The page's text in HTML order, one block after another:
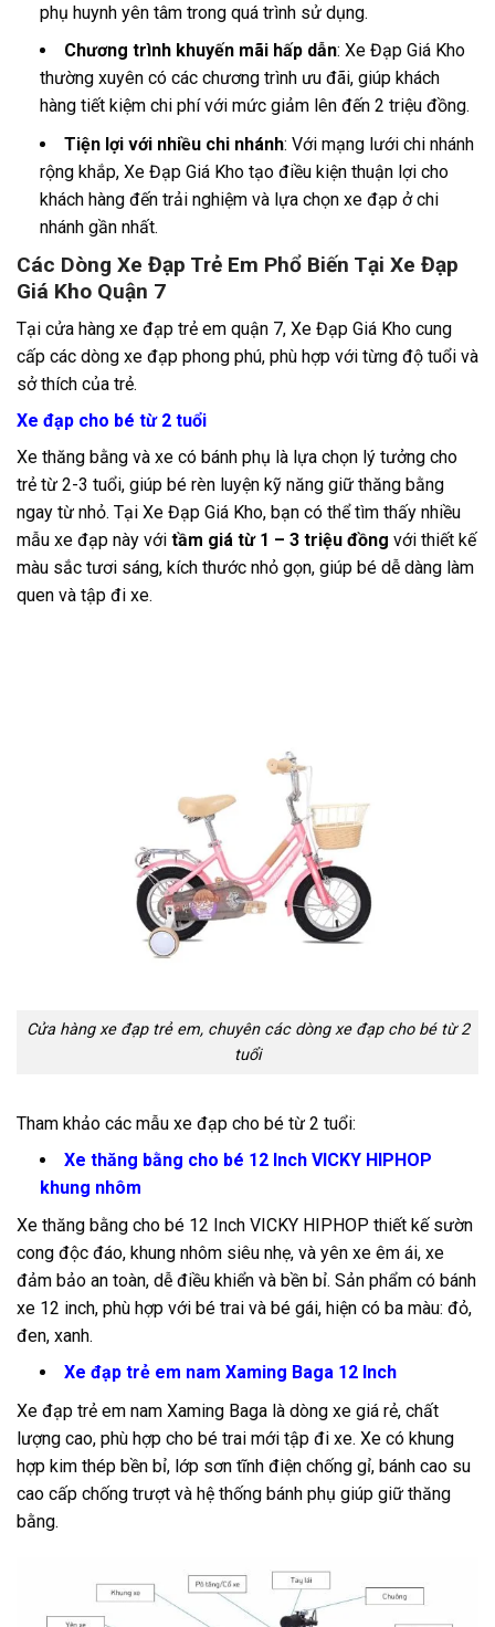
phụ huynh yên tâm trong quá trình sử dụng.
Chương trình khuyến mãi hấp dẫn: Xe Đạp Giá Kho
thường xuyên có các chương trình ưu đãi, giúp khách
hàng tiết kiệm chi phí với mức giảm lên đến 2 triệu đồng.
Tiện lợi với nhiều chi nhánh: Với mạng lưới chi nhánh
rộng khắp, Xe Đạp Giá Kho tạo điều kiện thuận lợi cho
khách hàng đến trải nghiệm và lựa chọn xe đạp ở chi
nhánh gần nhất.
Các Dòng Xe Đạp Trẻ Em Phổ Biến Tại Xe Đạp
Giá Kho Quận 7
Tại cửa hàng xe đạp trẻ em quận 7, Xe Đạp Giá Kho cung
cấp các dòng xe đạp phong phú, phù hợp với từng độ tuổi và
sở thích của trẻ.
Xe đạp cho bé từ 2 tuổi
Xe thăng bằng và xe có bánh phụ là lựa chọn lý tưởng cho
trẻ từ 2-3 tuổi, giúp bé rèn luyện kỹ năng giữ thăng bằng
ngay từ nhỏ. Tại Xe Đạp Giá Kho, bạn có thể tìm thấy nhiều
mẫu xe đạp này với tầm giá từ 1 – 3 triệu đồng với thiết kế
màu sắc tươi sáng, kích thước nhỏ gọn, giúp bé dễ dàng làm
quen và tập đi xe.
Cửa hàng xe đạp trẻ em, chuyên các dòng xe đạp cho bé từ 2
tuổi
Tham khảo các mẫu xe đạp cho bé từ 2 tuổi:
Xe thăng bằng cho bé 12 Inch VICKY HIPHOP
khung nhôm
Xe thăng bằng cho bé 12 Inch VICKY HIPHOP thiết kế sườn
cong độc đáo, khung nhôm siêu nhẹ, và yên xe êm ái, xe
đảm bảo an toàn, dễ điều khiển và bền bỉ. Sản phẩm có bánh
xe 12 inch, phù hợp với bé trai và bé gái, hiện có ba màu: đỏ,
đen, xanh.
Xe đạp trẻ em nam Xaming Baga 12 Inch
Xe đạp trẻ em nam Xaming Baga là dòng xe giá rẻ, chất
lượng cao, phù hợp cho bé trai mới tập đi xe. Xe có khung
hợp kim thép bền bỉ, lớp sơn tĩnh điện chống gỉ, bánh cao su
cao cấp chống trượt và hệ thống bánh phụ giúp giữ thăng
bằng.